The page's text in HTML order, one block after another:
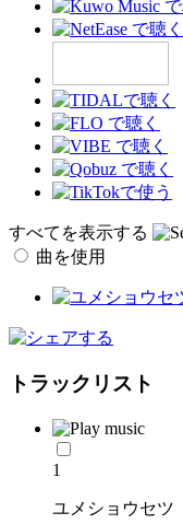
すべてを表示する
曲を使用
トラックリスト
1
ユメショウセツ